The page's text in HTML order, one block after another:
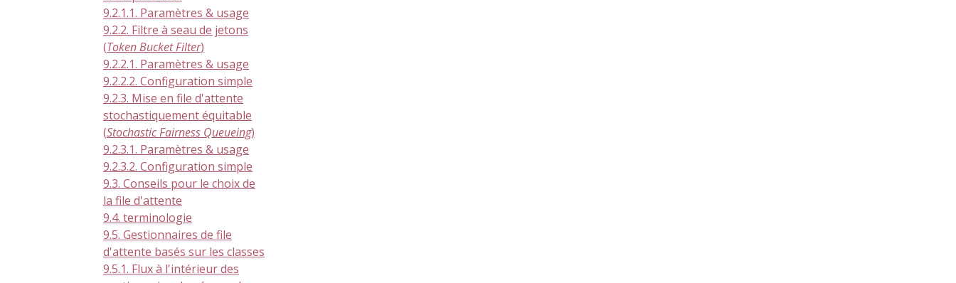
9.2.1.1. Paramètres & usage
9.2.2. Filtre à seau de jetons
(Token Bucket Filter)
9.2.2.1. Paramètres & usage
9.2.2.2. Configuration simple
9.2.3. Mise en file d'attente
stochastiquement équitable
(Stochastic Fairness Queueing)
9.2.3.1. Paramètres & usage
9.2.3.2. Configuration simple
9.3. Conseils pour le choix de
la file d'attente
9.4. terminologie
9.5. Gestionnaires de file
d'attente basés sur les classes
9.5.1. Flux à l'intérieur des